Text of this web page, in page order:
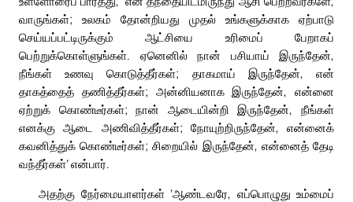
வாருங்கள்; உலகம் தோன்றியது முதல் உங்களுக்காக ஏற்பாடு
செய்யப்பட்டிருக்கும் ஆட்சியை உரிமைப் பேறாகப்
பெற்றுக்கொள்ளுங்கள். ஏனெனில் நான் பசியாய் இருந்தேன்,
நீங்கள் உணவு கொடுத்தீர்கள்; தாகமாய் இருந்தேன், என்
தாகத்தைத் தணித்தீர்கள்; அன்னியனாக இருந்தேன், என்னை
ஏற்றுக் கொண்டீர்கள்; நான் ஆடையின்றி இருந்தேன், நீங்கள்
எனக்கு ஆடை அணிவித்தீர்கள்; நோயுற்றிருந்தேன், என்னைக்
கவனித்துக் கொண்டீர்கள்; சிறையில் இருந்தேன், என்னைத் தேடி
வந்தீர்கள்’ என்பார்.
அதற்கு நேர்மையாளர்கள் ‘ஆண்டவரே, எப்பொழுது உம்மைப்